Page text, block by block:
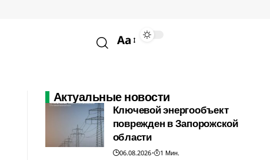
Aa
Актуальные новости
Ключевой энергообъект
поврежден в Запорожской
области
06.08.2026
1 Мин.